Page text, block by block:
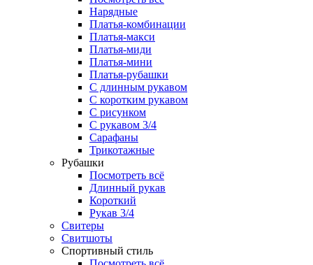
Нарядные
Платья-комбинации
Платья-макси
Платья-миди
Платья-мини
Платья-рубашки
С длинным рукавом
С коротким рукавом
С рисунком
С рукавом 3/4
Сарафаны
Трикотажные
Рубашки
Посмотреть всё
Длинный рукав
Короткий
Рукав 3/4
Свитеры
Свитшоты
Спортивный стиль